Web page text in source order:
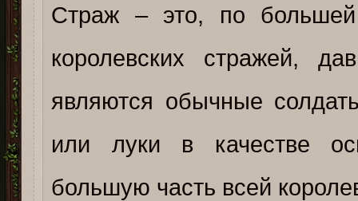
Страж – это, по большей
королевских стражей,
являются обычные
или луки в качестве
большую часть всей